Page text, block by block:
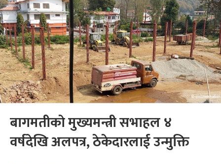
बागमतीकाे मुख्यमन्त्री सभाहल ४
वर्षदेखि अलपत्र, ठेकेदारलाई उन्मुक्ति